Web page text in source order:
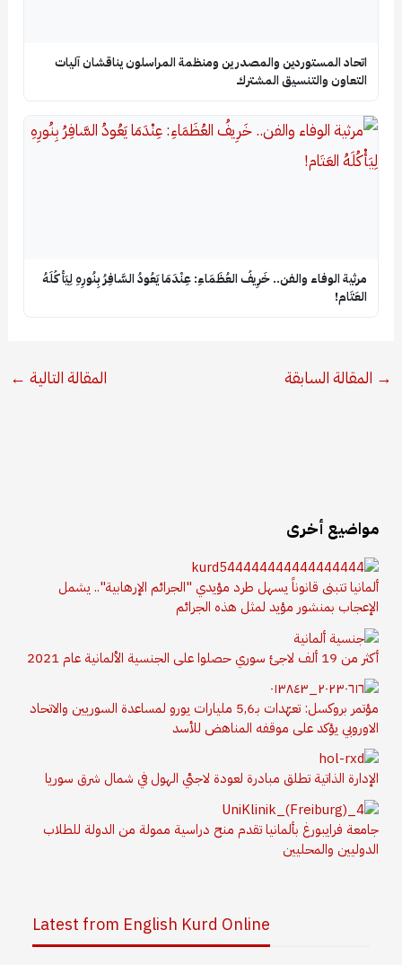
اتحاد المستوردين والمصدرين ومنظمة المراسلون يناقشان آليات
التعاون والتنسيق المشترك
​مرثية الوفاء والفن.. خَرِيفُ العُظَمَاءِ: عِنْدَمَا يَعُودُ السَّافِرُ بِنُورِهِ لِيَأْكُلَهُ
العَتَام!
→ المقالة السابقة المقالة التالية ←
مواضيع أخرى
ألمانيا تتبنى قانوناً يسهل طرد مؤيدي "الجرائم الإرهابية".. يشمل
الإعجاب بمنشور مؤيد لمثل هذه الجرائم
أكثر من 19 ألف لاجئ سوري حصلوا على الجنسية الألمانية عام 2021
مؤتمر بروكسل: تعهّدات بـ5,6 مليارات يورو لمساعدة السوريين والاتحاد
الاوروبي يؤكد على موقفه المناهض للأسد
الإدارة الذاتية تطلق مبادرة لعودة لاجئي الهول في شمال شرق سوريا
جامعة فرايبورغ بألمانيا تقدم منح دراسية ممولة من الدولة للطلاب
الدوليين والمحليين
Latest from English Kurd Online